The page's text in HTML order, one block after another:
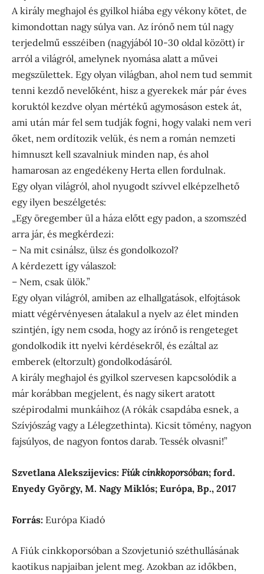
A király meghajol és gyilkol hiába egy vékony kötet, de
kimondottan nagy súlya van. Az írónő nem túl nagy
terjedelmű esszéiben (nagyjából 10-30 oldal között) ír
arról a világról, amelynek nyomása alatt a művei
megszülettek. Egy olyan világban, ahol nem tud semmit
tenni kezdő nevelőként, hisz a gyerekek már pár éves
koruktól kezdve olyan mértékű agymosáson estek át,
ami után már fel sem tudják fogni, hogy valaki nem veri
őket, nem ordítozik velük, és nem a román nemzeti
himnuszt kell szavalniuk minden nap, és ahol
hamarosan az engedékeny Herta ellen fordulnak.
Egy olyan világról, ahol nyugodt szívvel elképzelhető
egy ilyen beszélgetés:
„Egy öregember ül a háza előtt egy padon, a szomszéd
arra jár, és megkérdezi:
– Na mit csinálsz, ülsz és gondolkozol?
A kérdezett így válaszol:
– Nem, csak ülök.”
Egy olyan világról, amiben az elhallgatások, elfojtások
miatt végérvényesen átalakul a nyelv az élet minden
szintjén, így nem csoda, hogy az írónő is rengeteget
gondolkodik itt nyelvi kérdésekről, és ezáltal az
emberek (eltorzult) gondolkodásáról.
A király meghajol és gyilkol szervesen kapcsolódik a
már korábban megjelent, és nagy sikert aratott
szépirodalmi munkáihoz (A rókák csapdába esnek, a
Szívjószág vagy a Lélegzethinta). Kicsit tömény, nagyon
fajsúlyos, de nagyon fontos darab. Tessék olvasni!”
Szvetlana Alekszijevics: Fiúk cinkkoporsóban; ford.
Enyedy György, M. Nagy Miklós; Európa, Bp., 2017
Forrás: Európa Kiadó
A Fiúk cinkkoporsóban a Szovjetunió széthullásának
kaotikus napjaiban jelent meg. Azokban az időkben,